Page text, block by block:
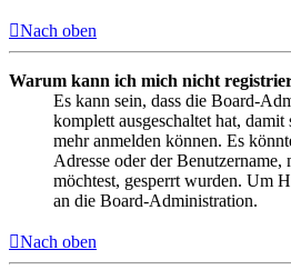
Nach oben
Warum kann ich mich nicht
Es kann sein, dass die Board-
komplett ausgeschaltet hat,
mehr anmelden können. Es
Adresse oder der
möchtest, gesperrt wurden. Um
an die Board-Administration.
Nach oben